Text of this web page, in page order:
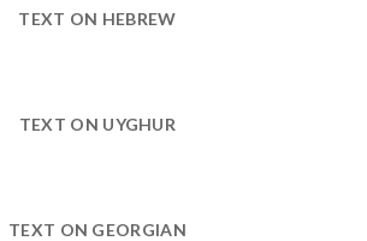
TEXT ON HEBREW
TEXT ON UYGHUR
TEXT ON GEORGIAN